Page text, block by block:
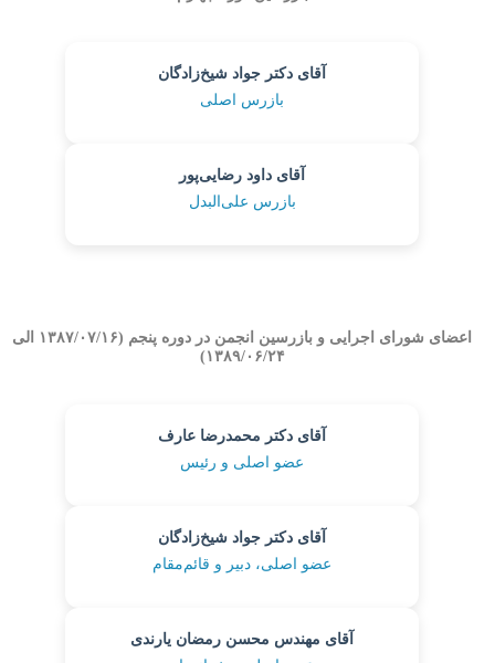
آقای دکتر جواد شیخ‌زادگان
بازرس اصلی
آقای داود رضایی‌پور
بازرس علی‌البدل
اعضای شورای اجرایی و بازرسین انجمن در دوره پنجم (۱۳۸۷/۰۷/۱۶ الی
۱۳۸۹/۰۶/۲۴)
آقای دکتر محمدرضا عارف
عضو اصلی و رئیس
آقای دکتر جواد شیخ‌زادگان
عضو اصلی، دبیر و قائم‌مقام
آقای مهندس محسن رمضان یارندی